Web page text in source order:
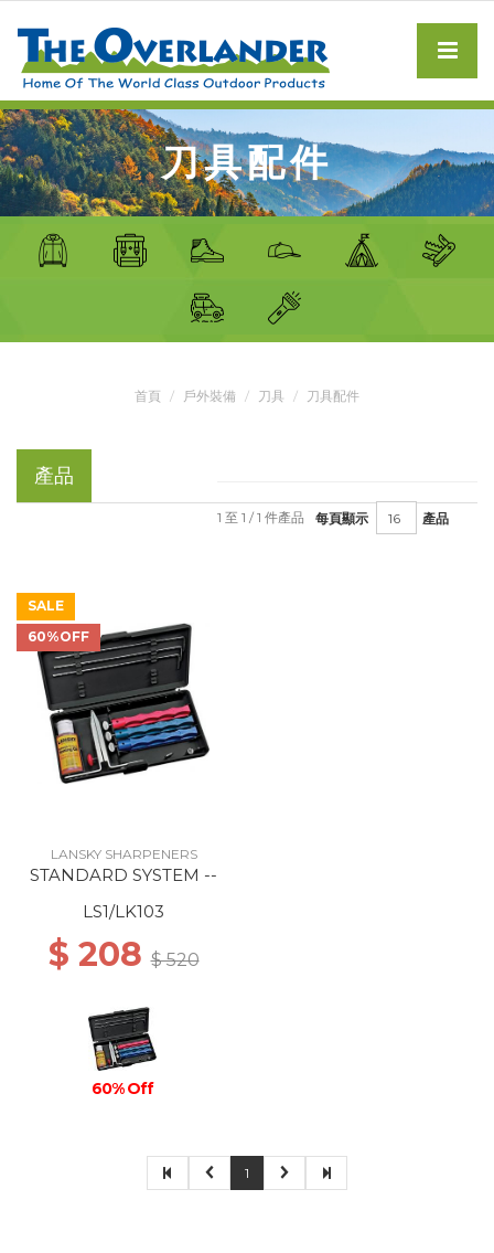
刀具配件
首頁 戶外裝備 刀具 刀具配件
產品
每頁顯示 產品
1 至 1 / 1 件產品
SALE
60%OFF
LANSKY SHARPENERS
STANDARD SYSTEM --
LS1/LK103
$ 208$ 520
60% Off
1